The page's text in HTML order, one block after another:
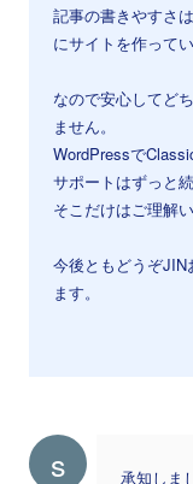
記事の書きやすさ
にサイトを作って
なので安心してど
ません。
WordPressで
サポートはずっと
そこだけはご理解
今後ともどうぞJIN
ます。
s 承知しま